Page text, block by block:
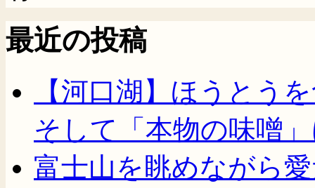
最近の投稿
【河口湖】ほうとう
そして「本物の味噌
富士山を眺めながら